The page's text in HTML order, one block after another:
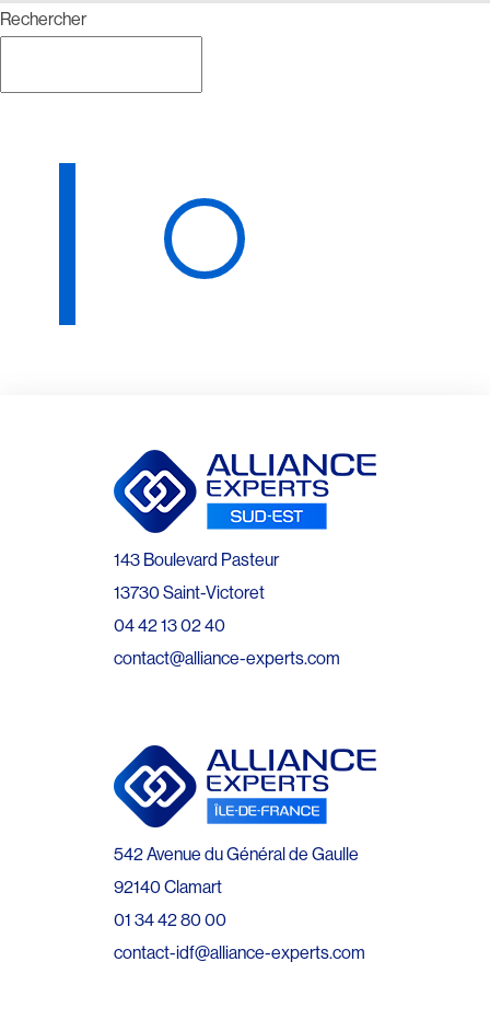
Rechercher
143 Boulevard Pasteur
13730 Saint-Victoret
04 42 13 02 40
contact@alliance-experts.com
542 Avenue du Général de Gaulle
92140 Clamart
01 34 42 80 00
contact-idf@alliance-experts.com